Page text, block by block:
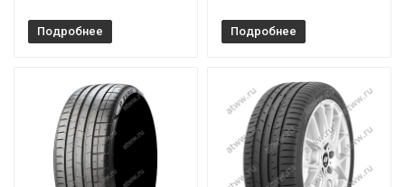
Подробнее Подробнее